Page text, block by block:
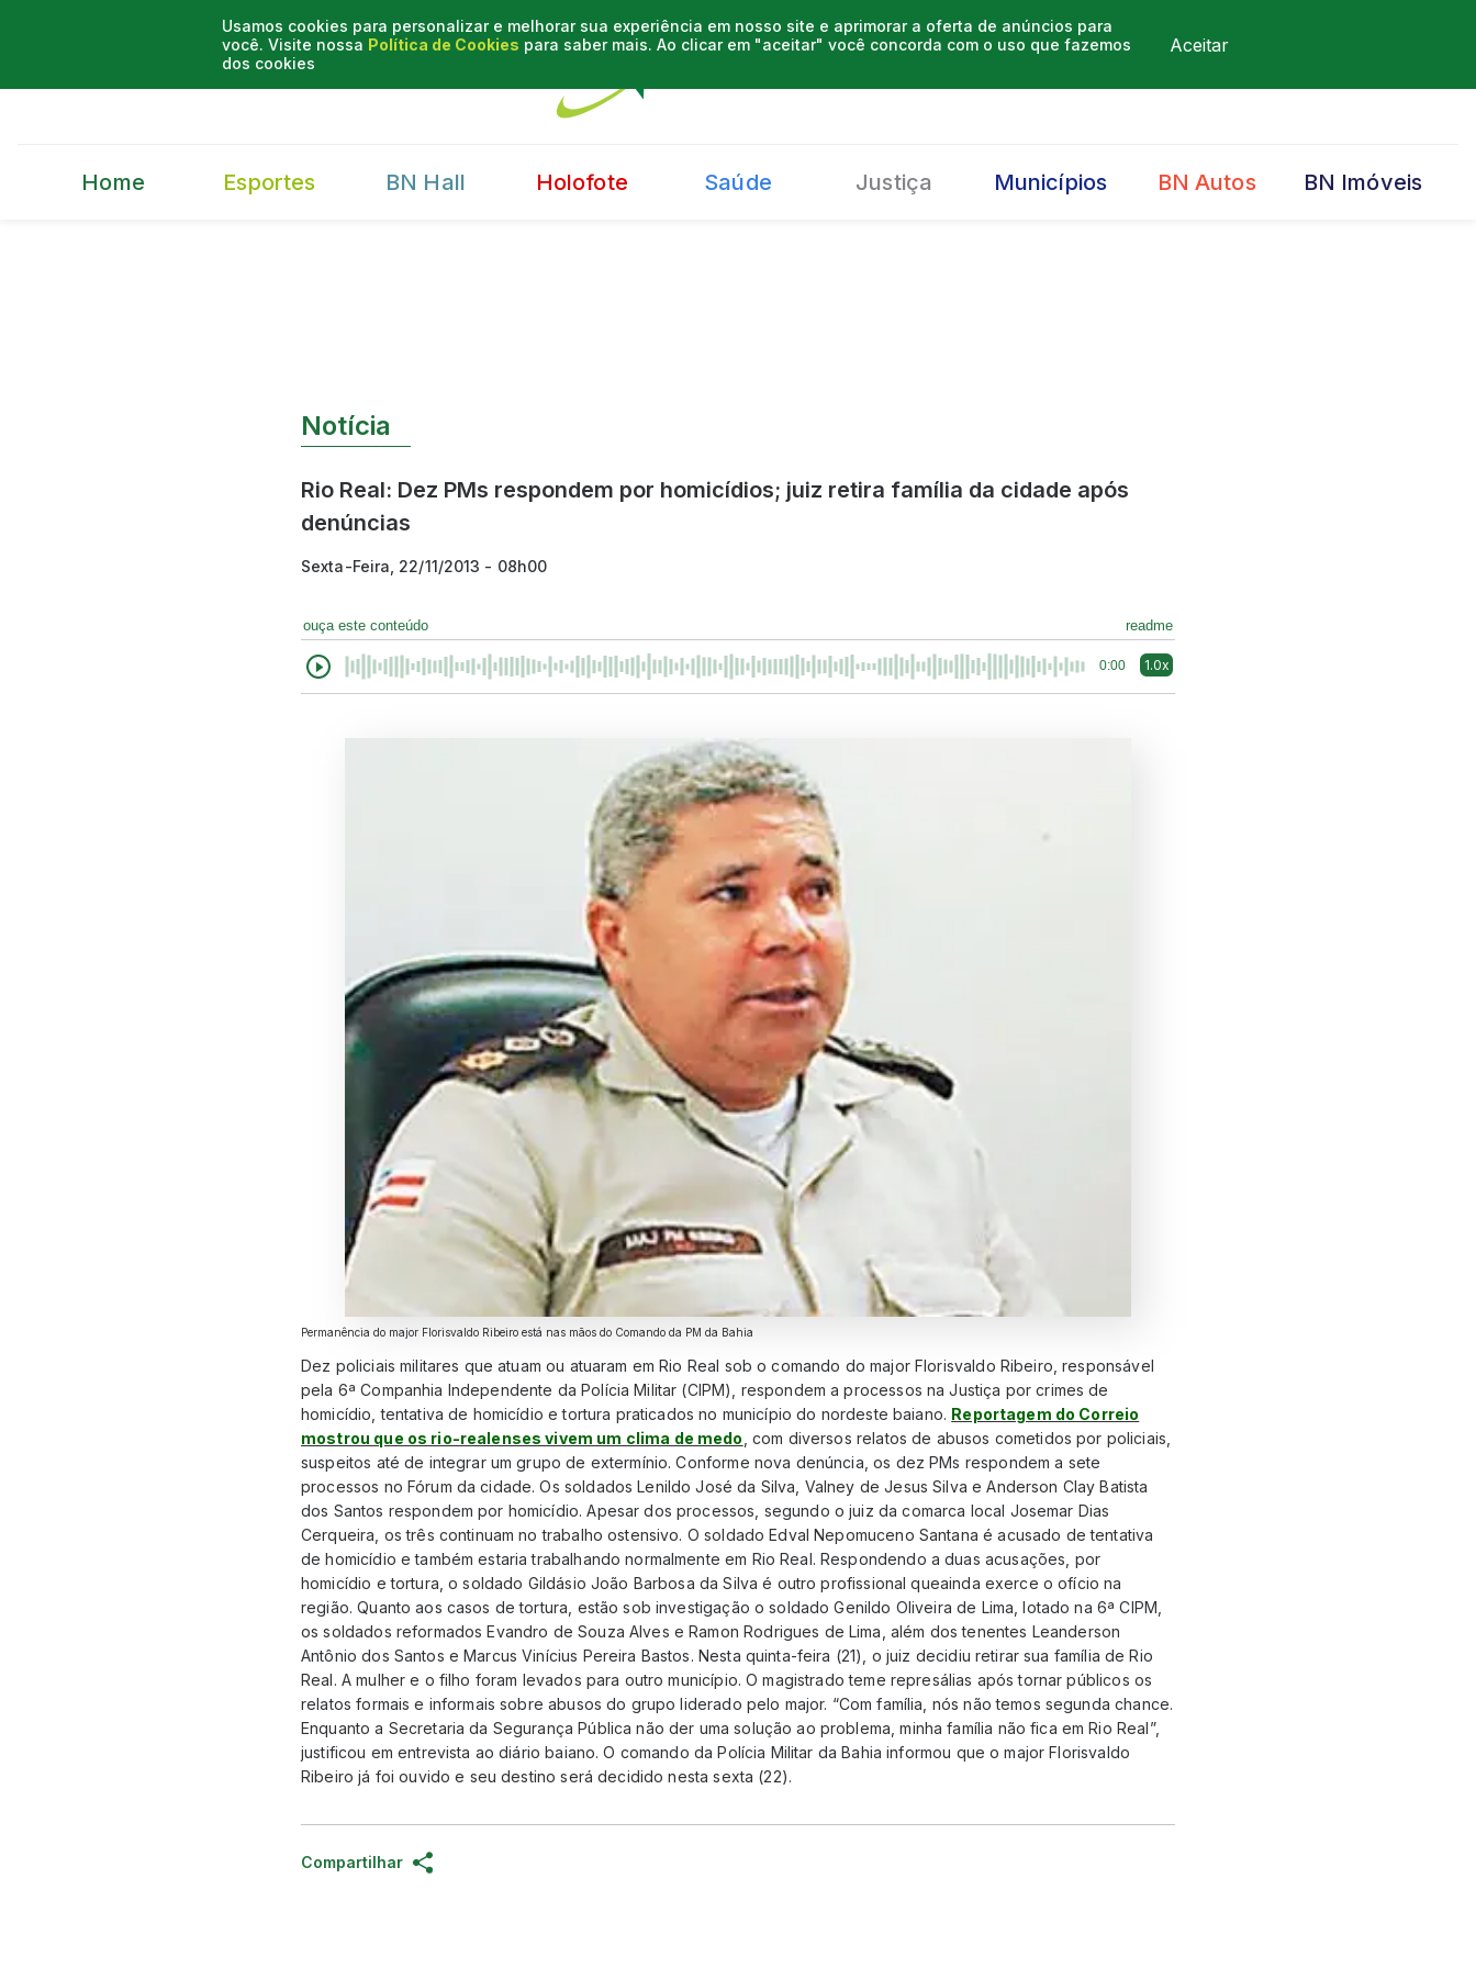
Usamos cookies para personalizar e melhorar sua experiência em nosso site e aprimorar a oferta de anúncios para
você. Visite nossa Política de Cookies para saber mais. Ao clicar em "aceitar" você concorda com o uso que fazemos
dos cookies
Aceitar
Home Esportes BN Hall Holofote Saúde Justiça Municípios BN Autos BN Imóveis
Notícia
Rio Real: Dez PMs respondem por homicídios; juiz retira família da cidade após
denúncias
Sexta-Feira, 22/11/2013 - 08h00
ouça este conteúdo readme
0:00 1.0x
Permanência do major Florisvaldo Ribeiro está nas mãos do Comando da PM da Bahia
Dez policiais militares que atuam ou atuaram em Rio Real sob o comando do major Florisvaldo Ribeiro, responsável
pela 6ª Companhia Independente da Polícia Militar (CIPM), respondem a processos na Justiça por crimes de
homicídio, tentativa de homicídio e tortura praticados no município do nordeste baiano. Reportagem do Correio
mostrou que os rio-realenses vivem um clima de medo , com diversos relatos de abusos cometidos por policiais,
suspeitos até de integrar um grupo de extermínio. Conforme nova denúncia, os dez PMs respondem a sete
processos no Fórum da cidade. Os soldados Lenildo José da Silva, Valney de Jesus Silva e Anderson Clay Batista
dos Santos respondem por homicídio. Apesar dos processos, segundo o juiz da comarca local Josemar Dias
Cerqueira, os três continuam no trabalho ostensivo. O soldado Edval Nepomuceno Santana é acusado de tentativa
de homicídio e também estaria trabalhando normalmente em Rio Real. Respondendo a duas acusações, por
homicídio e tortura, o soldado Gildásio João Barbosa da Silva é outro profissional queainda exerce o ofício na
região. Quanto aos casos de tortura, estão sob investigação o soldado Genildo Oliveira de Lima, lotado na 6ª CIPM,
os soldados reformados Evandro de Souza Alves e Ramon Rodrigues de Lima, além dos tenentes Leanderson
Antônio dos Santos e Marcus Vinícius Pereira Bastos. Nesta quinta-feira (21), o juiz decidiu retirar sua família de Rio
Real. A mulher e o filho foram levados para outro município. O magistrado teme represálias após tornar públicos os
relatos formais e informais sobre abusos do grupo liderado pelo major. “Com família, nós não temos segunda chance.
Enquanto a Secretaria da Segurança Pública não der uma solução ao problema, minha família não fica em Rio Real”,
justificou em entrevista ao diário baiano. O comando da Polícia Militar da Bahia informou que o major Florisvaldo
Ribeiro já foi ouvido e seu destino será decidido nesta sexta (22).
Compartilhar